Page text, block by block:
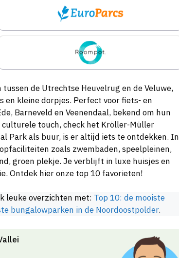
de Utrechtse Heuvelrug en de Veluwe,
en kleine dorpjes. Perfect voor fiets- en
Barneveld en Veenendaal, bekend om hun
touch, check het Kröller-Müller
Park als buur, is er altijd iets te ontdekken. In
zoals zwembaden, speelpleinen,
groen plekje. Je verblijft in luxe huisjes en
Ontdek hier onze top 10 favorieten!
leuke overzichten met: Top 10: de mooiste
bungalowparken in de Noordoostpolder.